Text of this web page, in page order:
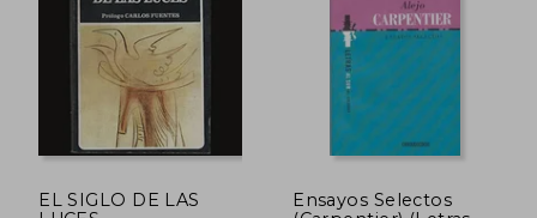
EL SIGLO DE LAS
Ensayos Selectos